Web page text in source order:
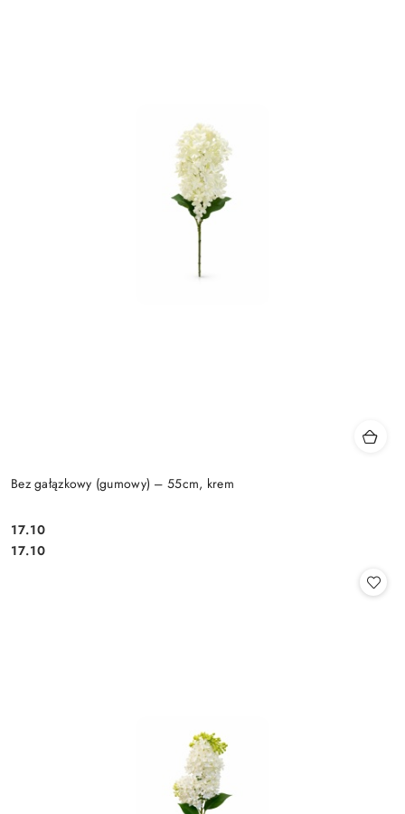
Bez gałązkowy (gumowy) – 55cm, krem
Cena:
17.10
Cena:
17.10